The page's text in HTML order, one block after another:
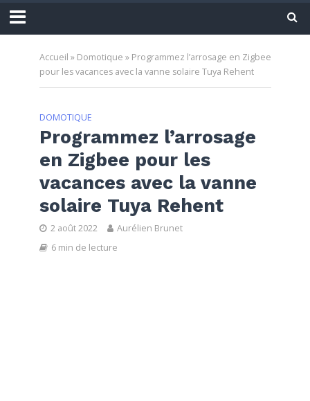
Accueil » Domotique » Programmez l’arrosage en Zigbee
pour les vacances avec la vanne solaire Tuya Rehent
DOMOTIQUE
Programmez l’arrosage
en Zigbee pour les
vacances avec la vanne
solaire Tuya Rehent
2 août 2022
Aurélien Brunet
6 min de lecture